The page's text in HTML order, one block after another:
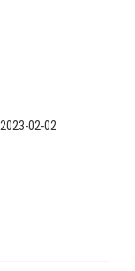
2023-02-02